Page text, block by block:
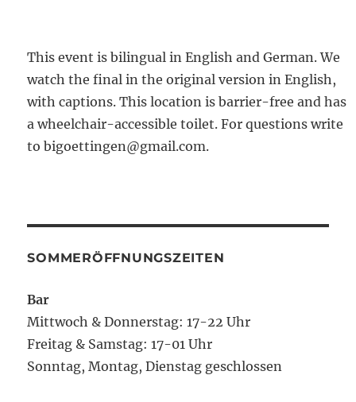
This event is bilingual in English and German. We
watch the final in the original version in English,
with captions. This location is barrier-free and has
a wheelchair-accessible toilet. For questions write
to bigoettingen@gmail.com.
SOMMERÖFFNUNGSZEITEN
Bar
Mittwoch & Donnerstag: 17-22 Uhr
Freitag & Samstag: 17-01 Uhr
Sonntag, Montag, Dienstag geschlossen